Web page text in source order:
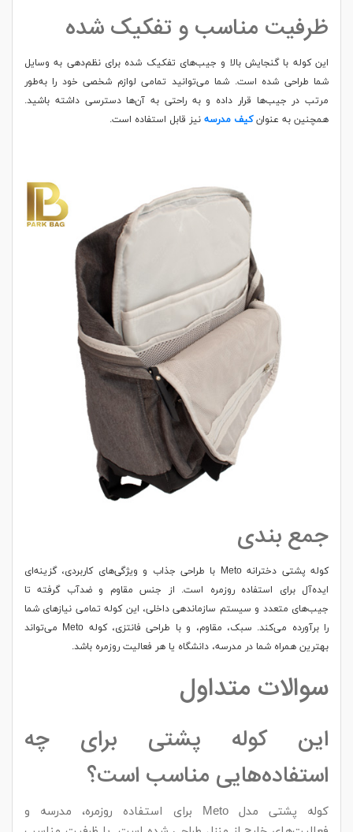
ظرفیت مناسب و تفکیک شده
این کوله با گنجایش بالا و جیب‌های تفکیک شده برای نظم‌دهی به وسایل
شما طراحی شده است. شما می‌توانید تمامی لوازم شخصی خود را به‌طور
مرتب در جیب‌ها قرار داده و به راحتی به آن‌ها دسترسی داشته باشید.
همچنین به عنوانکیف مدرسهنیز قابل استفاده است.
جمع بندی
کوله پشتی دخترانه Meto با طراحی جذاب و ویژگی‌های کاربردی، گزینه‌ای
ایده‌آل برای استفاده روزمره است. از جنس مقاوم و ضدآب گرفته تا
جیب‌های متعدد و سیستم سازماندهی داخلی، این کوله تمامی نیازهای شما
را برآورده می‌کند. سبک، مقاوم، و با طراحی فانتزی، کوله Meto می‌تواند
بهترین همراه شما در مدرسه، دانشگاه یا هر فعالیت روزمره باشد.
سوالات متداول
این کوله پشتی برای چه
استفاده‌هایی مناسب است؟
کوله پشتی مدل Meto برای استفاده روزمره، مدرسه و